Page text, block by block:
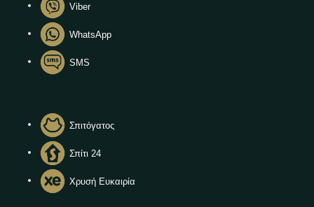
Viber
WhatsApp
SMS
Σπιτόγατος
Σπίτι 24
Χρυσή Ευκαιρία